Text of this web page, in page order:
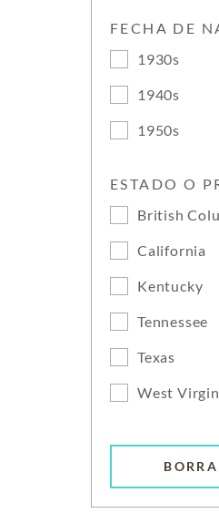
FECHA DE
1930s
1940s
1950s
ESTADO O
British
California
Kentucky
Tennessee
Texas
West